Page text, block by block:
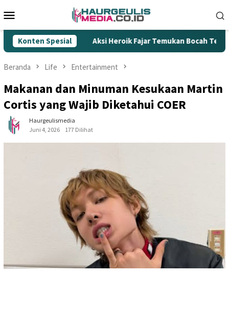
ke
Mobile
Konten Spesial
Aksi Heroik Fajar Temukan Bocah Tenggelam di
Beranda Life Entertainment
Makanan dan Minuman Kesukaan Martin
Cortis yang Wajib Diketahui COER
Haurgeulismedia
Juni 4, 2026
177 Dilihat